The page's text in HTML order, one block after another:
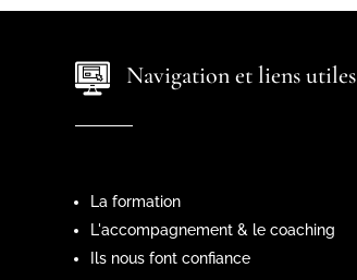
Navigation et liens utiles
La formation
L'accompagnement & le coaching
Ils nous font confiance